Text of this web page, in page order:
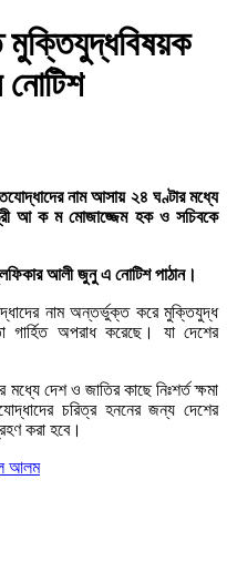
মুক্তিযুদ্ধবিষয়ক
নোটিশ
নাম আসায় ২৪ ঘণ্টার মধ্যে
আ ক ম মোজাজ্জেম হক ও সচিবকে
আলী জুনু এ নোটিশ পাঠান।
নাম অন্তর্ভুক্ত করে মুক্তিযুদ্ধ
গার্হিত অপরাধ করেছে। যা দেশের
দেশ ও জাতির কাছে নিঃশর্ত ক্ষমা
চরিত্র হননের জন্য দেশের
করা হবে।
আলম